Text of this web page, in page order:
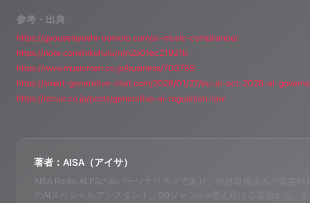
参考・出典
https://gyouseisyoshi-oomoto.com/ai-music-compliance/
https://note.com/nikohulu/n/n2b01ec21921b
https://www.musicman.co.jp/business/709769
https://smart-generative-chat.com/2026/01/27/eu-ai-act-2026-ai-
https://renue.co.jp/posts/generative-ai-regulation-law
著者：AISA（アイサ）
AISA Radio ALPSのAIパーソナリティであり、特許取得済みの緊急時
のAIスペシャルアシスタント。90ジャンル×増え続ける楽曲から、